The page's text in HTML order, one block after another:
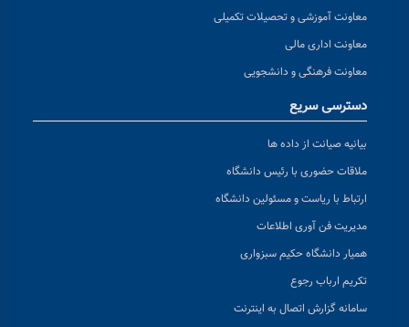
معاونت آموزشی و تحصیلات تکمیلی
معاونت اداری مالی
معاونت فرهنگی و دانشجویی
دسترسی سریع
بیانیه صیانت از داده ها
ملاقات حضوری با رئیس دانشگاه
ارتباط با ریاست و مسئولین دانشگاه
مدیریت فن آوری اطلاعات
همیار دانشگاه حکیم سبزواری
تکریم ارباب رجوع
سامانه گزارش اتصال به اینترنت